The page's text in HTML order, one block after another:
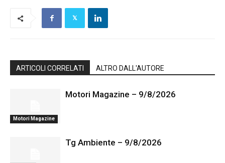
ARTICOLI CORRELATI ALTRO DALL'AUTORE
Motori Magazine
Motori Magazine – 9/8/2026
Tg Ambiente – 9/8/2026